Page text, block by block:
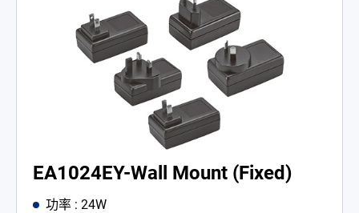
EA1024EY-Wall Mount (Fixed)
功率 : 24W